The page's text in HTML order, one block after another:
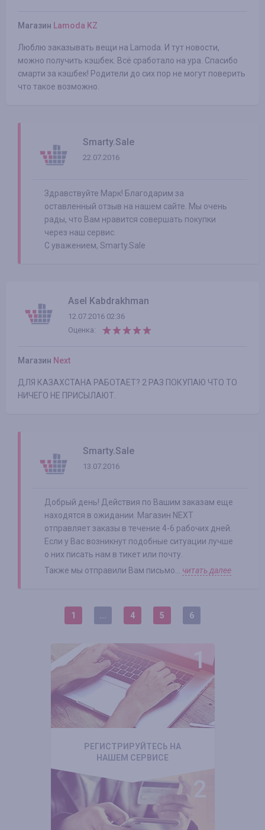
Магазин Lamoda KZ
Люблю заказывать вещи на Lamoda. И тут новости,
можно получить кэшбек. Всё сработало на ура. Спасибо
смарти за кэшбек! Родители до сих пор не могут поверить
что такое возможно.
Smarty.Sale
22.07.2016
Здравствуйте Марк! Благодарим за
оставленный отзыв на нашем сайте. Мы очень
рады, что Вам нравится совершать покупки
через наш сервис.
С уважением, Smarty.Sale
Asel Kabdrakhman
12.07.2016 02:36
Оценка:
Магазин Next
ДЛЯ КАЗАХСТАНА РАБОТАЕТ? 2 РАЗ ПОКУПАЮ ЧТО ТО
НИЧЕГО НЕ ПРИСЫЛАЮТ.
Smarty.Sale
13.07.2016
Добрый день! Действия по Вашим заказам еще
находятся в ожидании. Магазин NEXT
отправляет заказы в течение 4-6 рабочих дней.
Если у Вас возникнут подобные ситуации лучше
о них писать нам в тикет или почту.
Также мы отправили Вам письмо... читать далее
1 4 5 6
РЕГИСТРИРУЙТЕСЬ НА
НАШЕМ СЕРВИСЕ